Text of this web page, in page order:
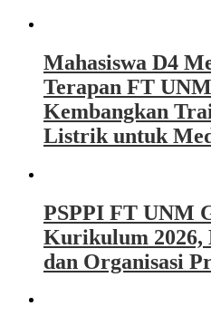
Mahasiswa D4
Terapan FT UNM
Kembangkan
Listrik untuk
PSPPI FT UNM
Kurikulum
dan Organisasi